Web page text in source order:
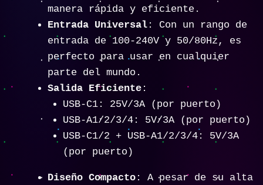
manera rápida y eficiente.
Entrada Universal : Con un rango de
entrada de 100-240V y 50/80Hz, es
perfecto para usar en cualquier
parte del mundo.
Salida Eficiente :
USB-C1: 25V/3A (por puerto)
USB-A1/2/3/4: 5V/3A (por puerto)
USB-C1/2 + USB-A1/2/3/4: 5V/3A
(por puerto)
Diseño Compacto : A pesar de su alta